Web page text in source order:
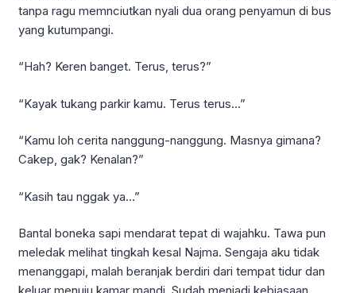
tanpa ragu memnciutkan nyali dua orang penyamun di bus
yang kutumpangi.
“Hah? Keren banget. Terus, terus?”
“Kayak tukang parkir kamu. Terus terus…”
“Kamu loh cerita nanggung-nanggung. Masnya gimana?
Cakep, gak? Kenalan?”
“Kasih tau nggak ya…”
Bantal boneka sapi mendarat tepat di wajahku. Tawa pun
meledak melihat tingkah kesal Najma. Sengaja aku tidak
menanggapi, malah beranjak berdiri dari tempat tidur dan